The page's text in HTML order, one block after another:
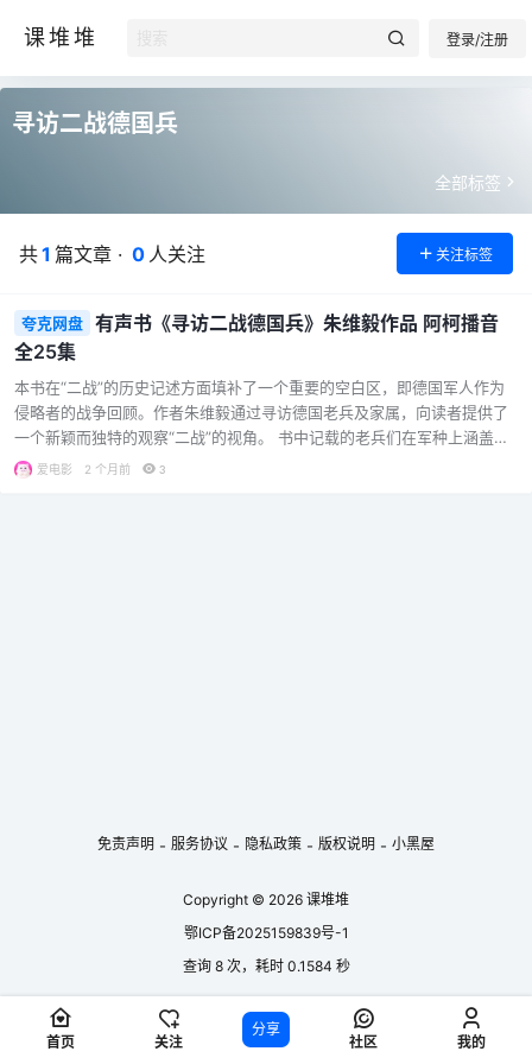
课堆堆 登录/注册
寻访二战德国兵
全部标签
共1 篇文章 · 0 人关注 关注标签
夸克网盘
有声书《寻访二战德国兵》朱维毅作品 阿柯播音
全25集
本书在“二战”的历史记述方面填补了一个重要的空白区，即德国军人作为
侵略者的战争回顾。作者朱维毅通过寻访德国老兵及家属，向读者提供了
一个新颖而独特的观察“二战”的视角。 书中记载的老兵们在军种上涵盖海
陆空三军，类型上包括国防军、党卫军、孩子兵、女兵和抵抗分子，所涉
爱电影 2 个月前 3
免责声明 - 服务协议 - 隐私政策 - 版权说明 - 小黑屋
Copyright © 2026 课堆堆
鄂ICP备2025159839号-1
查询 8 次，耗时 0.1584 秒
首页 关注
分享
社区 我的